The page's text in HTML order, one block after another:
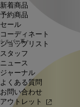
新着商品
予約商品
セール
コーディネート
ショップリスト
スタッフ
ニュース
ジャーナル
よくある質問
お問い合わせ
アウトレット
シルバー系